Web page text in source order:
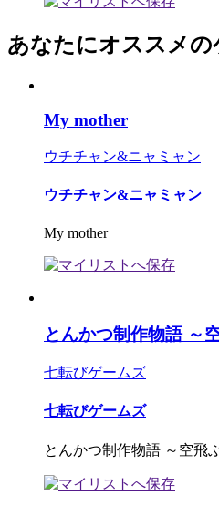
あなたにオススメの
My mother
ウチチャン&ニャミャン
ウチチャン&ニャミャン
My mother
とんかつ制作物語 ～
七転びゲームズ
七転びゲームズ
とんかつ制作物語 ～空飛